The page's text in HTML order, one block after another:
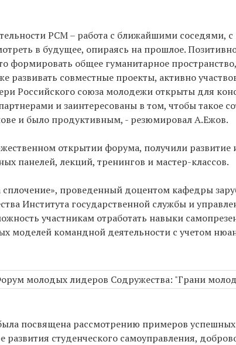
РСМ – работа с ближайшими соседями, с
в будущее, опираясь на прошлое.
формировать общее гуманитарное
развивать совместные проекты, активно
Российского союза молодежи открыты для
и заинтересованы в том, чтобы такое
и было продуктивным, - резюмировал А.Ежов.
открытии форума, получили развитие
панелей, лекций, тренингов и мастер-классов.
проведенный доцентом кафедры
Института государственной службы и
участникам отработать навыки
моделей командной деятельности с учетом
посвящена рассмотрению примеров
студенческого самоуправления,